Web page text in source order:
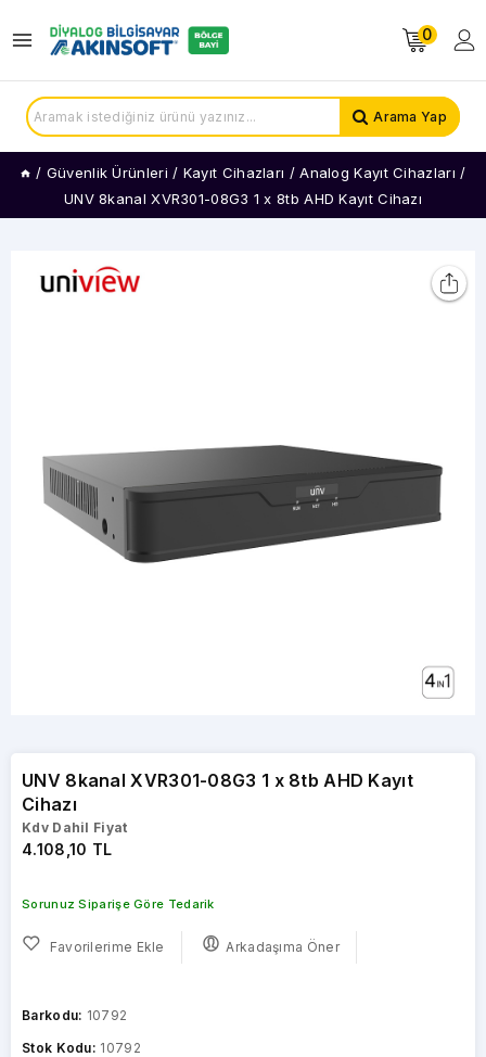
0
Arama Yap
/ Güvenlik Ürünleri / Kayıt Cihazları / Analog Kayıt Cihazları /
UNV 8kanal XVR301-08G3 1 x 8tb AHD Kayıt Cihazı
UNV 8kanal XVR301-08G3 1 x 8tb AHD Kayıt
Cihazı
Kdv Dahil Fiyat
4.108,10 TL
Sorunuz Siparişe Göre Tedarik
Favorilerime Ekle Arkadaşıma Öner
Barkodu: 10792
Stok Kodu: 10792